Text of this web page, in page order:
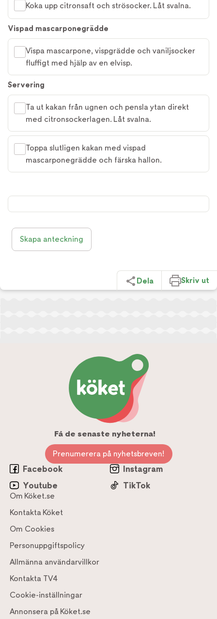
Koka upp citronsaft och strösocker. Låt svalna.
Vispad mascarponegrädde
Vispa mascarpone, vispgrädde och vaniljsocker
fluffigt med hjälp av en elvisp.
Servering
Ta ut kakan från ugnen och pensla ytan direkt
med citronsockerlagen. Låt svalna.
Toppa slutligen kakan med vispad
mascarponegrädde och färska hallon.
Skapa anteckning
Dela Skriv ut
Få de senaste nyheterna!
Prenumerera på nyhetsbreven!
Facebook
Instagram
Youtube
TikTok
Om Köket.se
Kontakta Köket
Om Cookies
Personuppgiftspolicy
Allmänna användarvillkor
Kontakta TV4
Cookie-inställningar
Annonsera på Köket.se